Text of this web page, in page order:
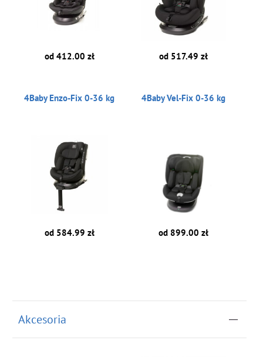
od 412.00 zł od 517.49 zł
4Baby Enzo-Fix 0-36 kg
od 584.99 zł
4Baby Vel-Fix 0-36 kg
od 899.00 zł
Akcesoria